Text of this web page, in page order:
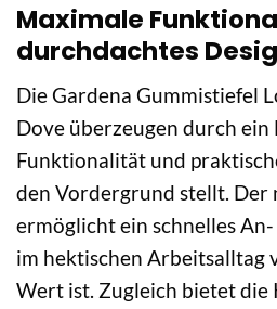
Maximale
durchdachtes
Die Gardena Gummistiefel
Dove überzeugen durch ein
Funktionalität und
den Vordergrund stellt. Der
ermöglicht ein schnelles
im hektischen Arbeitsalltag
Wert ist. Zugleich bietet